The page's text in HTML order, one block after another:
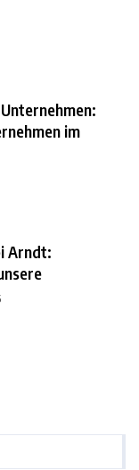
im
Arndt: